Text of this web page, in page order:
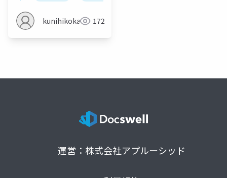
kunihikokaneko172
運営：株式会社アプルーシッド